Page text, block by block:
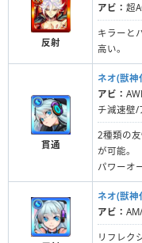
反射
アビ： 超
キラーと
高い。
貫通
ネオ(獣神
アビ：
チ減速壁/
2種類の
が可能。
パワーオ
ネオ(獣神
アビ：
リフレク